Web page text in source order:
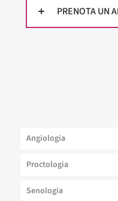
PRENOTA UN
Angiologia
Proctologia
Senologia